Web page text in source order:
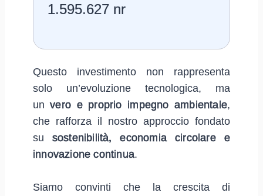
1.595.627 nr
Questo investimento non rappresenta
solo un’evoluzione tecnologica, ma
unvero e proprio impegno ambientale,
che rafforza il nostro approccio fondato
su sostenibilità, economia circolare e
innovazione continua.
Siamo convinti che la crescita di